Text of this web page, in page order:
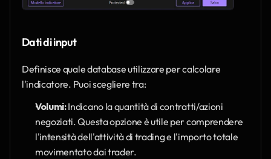
Dati di input
Definisce quale database utilizzare per calcolare
l'indicatore. Puoi scegliere tra:
Volumi: Indicano la quantità di contratti/azioni
negoziati. Questa opzione è utile per comprendere
l'intensità dell'attività di trading e l'importo totale
movimentato dai trader.